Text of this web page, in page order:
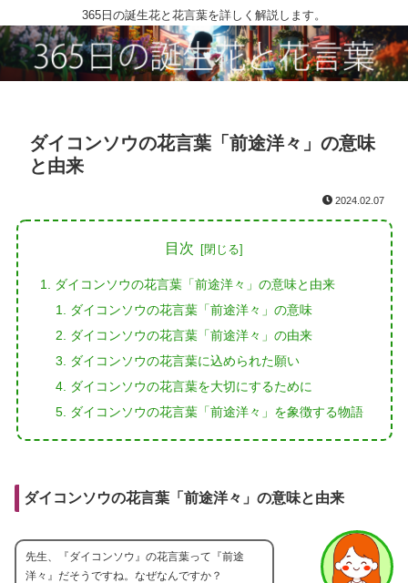
365日の誕生花と花言葉を詳しく解説します。
ダイコンソウの花言葉「前途洋々」の意味
と由来
2024.02.07
目次
ダイコンソウの花言葉「前途洋々」の意味と由来
ダイコンソウの花言葉「前途洋々」の意味
ダイコンソウの花言葉「前途洋々」の由来
ダイコンソウの花言葉に込められた願い
ダイコンソウの花言葉を大切にするために
ダイコンソウの花言葉「前途洋々」を象徴する物語
ダイコンソウの花言葉「前途洋々」の意味と由来
先生、『ダイコンソウ』の花言葉って『前途
洋々』だそうですね。なぜなんですか？